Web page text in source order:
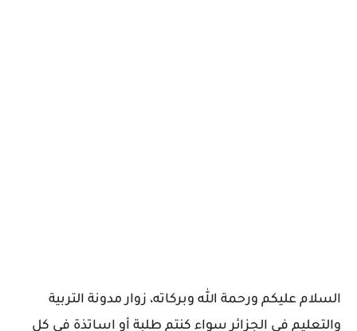
السلام عليكم ورحمة الله وبركاته، زوار مدونة التربية
والتعليم في الجزائر سواء كنتم طلبة أو اساتذة في كل